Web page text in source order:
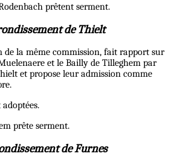
prêtent serment.
de Thielt
de la même commission, fait rapport sur
et le Bailly de Tilleghem par
et propose leur admission comme
prête serment.
de Furnes